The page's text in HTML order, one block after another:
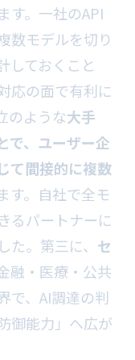
す。一社のAPI
数モデルを切り
しておくこと
応の面で有利に
のような大手
で、ユーザー企
て間接的に複数
す。自社で全モ
るパートナーに
。第三に、 セ
融・医療・公共
で、AI調達の判
御能力」へ広が